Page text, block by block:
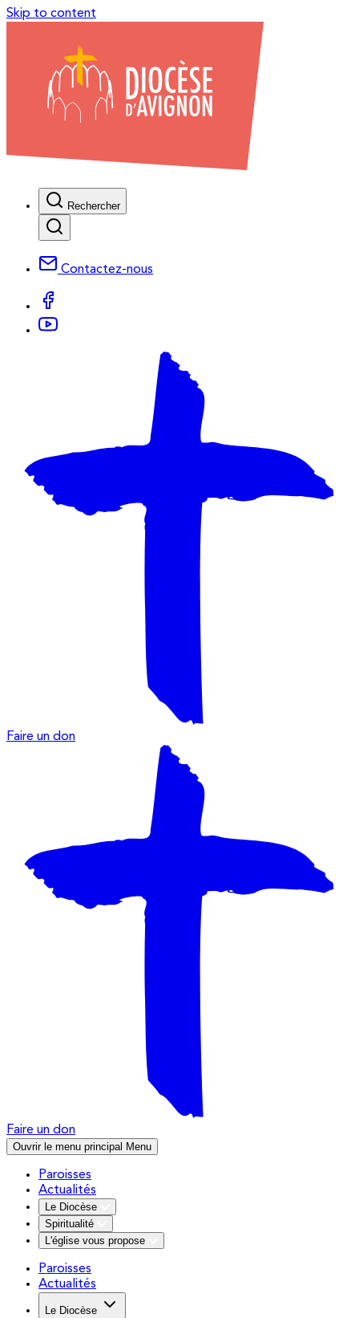
Skip to content
Rechercher
Contactez-nous
Faire un don
Faire un don
Ouvrir le menu principal Menu
Paroisses
Actualités
Le Diocèse
Spiritualité
L'église vous propose
Paroisses
Actualités
Le Diocèse